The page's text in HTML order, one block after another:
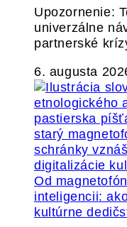
Upozornenie:
univerzálne
partnerské
6. augusta
Od
inteligencii:
kultúrne